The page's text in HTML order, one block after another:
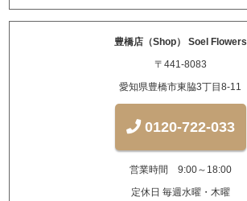
豊橋店（Shop） Soel Flowers
〒441-8083
愛知県豊橋市東脇3丁目8-11
0120-722-033
営業時間 9:00～18:00
定休日 毎週水曜・木曜